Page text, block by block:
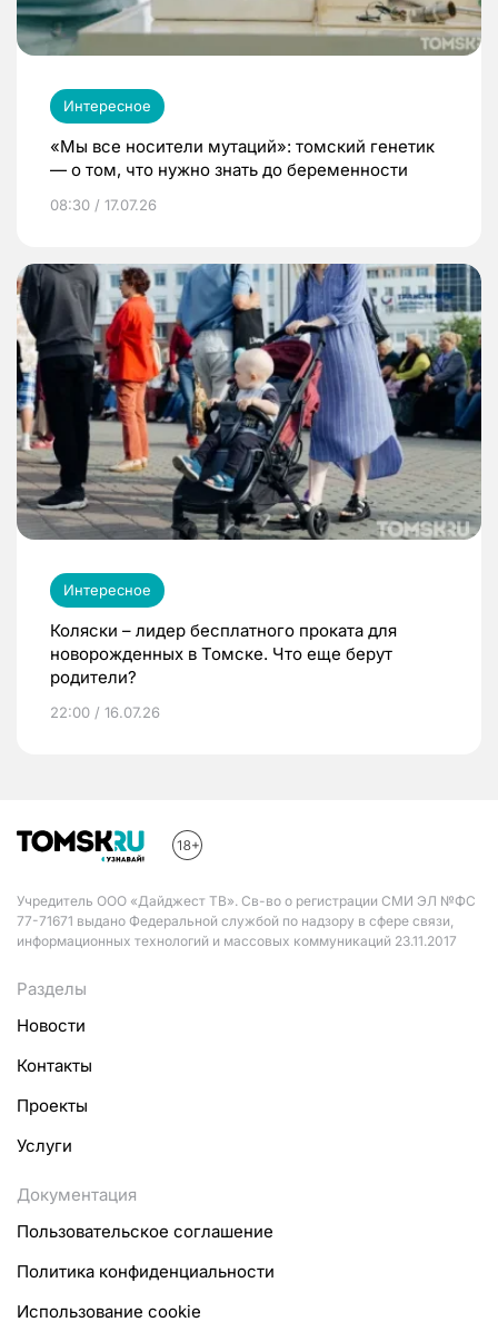
Интересное
«Мы все носители мутаций»: томский генетик
— о том, что нужно знать до беременности
08:30 / 17.07.26
Интересное
Коляски – лидер бесплатного проката для
новорожденных в Томске. Что еще берут
родители?
22:00 / 16.07.26
Учредитель ООО «Дайджест ТВ». Св-во о регистрации СМИ ЭЛ №ФС
77-71671 выдано Федеральной службой по надзору в сфере связи,
информационных технологий и массовых коммуникаций 23.11.2017
Разделы
Новости
Контакты
Проекты
Услуги
Документация
Пользовательское соглашение
Политика конфиденциальности
Использование cookie